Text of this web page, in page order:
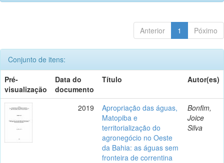
Anterior 1 Póximo
Conjunto de itens:
Pré-
visualização
Data do
documento
Título Autor(es)
2019
Apropriação das águas,
Matopiba e
territorialização do
agronegócio no Oeste
da Bahia: as águas sem
fronteira de correntina
Bonfim,
Joice
Silva